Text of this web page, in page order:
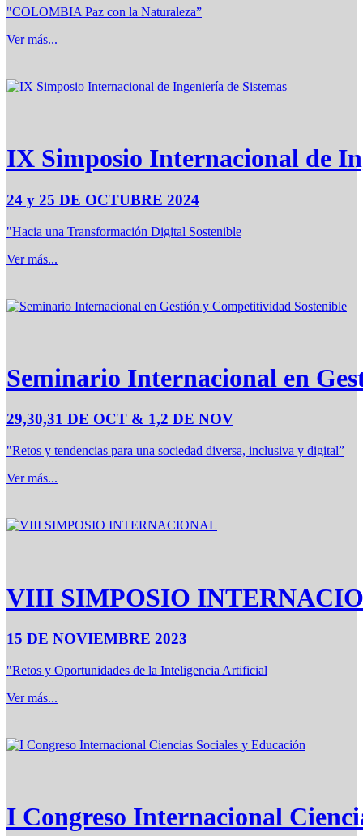
"COLOMBIA Paz con la Naturaleza”
Ver más...
IX Simposio Internacional de
24 y 25 DE OCTUBRE 2024
"Hacia una Transformación Digital Sostenible
Ver más...
Seminario Internacional en
29,30,31 DE OCT & 1,2 DE NOV
"Retos y tendencias para una sociedad diversa, inclusiva y digital”
Ver más...
VIII SIMPOSIO
15 DE NOVIEMBRE 2023
"Retos y Oportunidades de la Inteligencia Artificial
Ver más...
I Congreso Internacional